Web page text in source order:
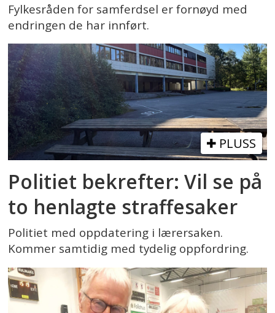
Fylkesråden for samferdsel er fornøyd med
endringen de har innført.
PLUSS
Politiet bekrefter: Vil se på
to henlagte straffesaker
Politiet med oppdatering i lærersaken.
Kommer samtidig med tydelig oppfordring.